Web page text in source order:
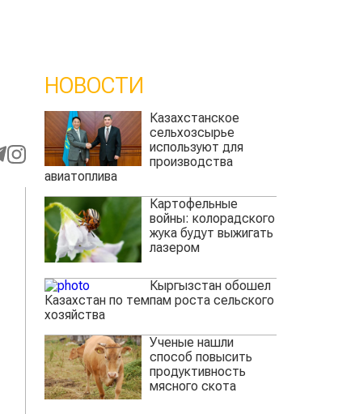
НОВОСТИ
Казахстанское
сельхозсырье
используют для
производства
авиатоплива
Картофельные
войны: колорадского
жука будут выжигать
лазером
Кыргызстан обошел
Казахстан по темпам роста сельского
хозяйства
Ученые нашли
способ повысить
продуктивность
мясного скота